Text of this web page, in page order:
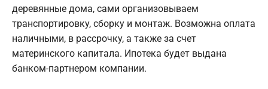
деревянные дома, сами организовываем
транспортировку, сборку и монтаж. Возможна оплата
наличными, в рассрочку, а также за счет
материнского капитала. Ипотека будет выдана
банком-партнером компании.